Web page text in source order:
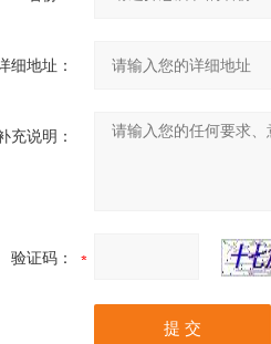
细地址：
充说明：
验证码：